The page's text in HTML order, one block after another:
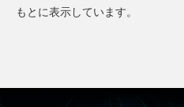
もとに表示しています。